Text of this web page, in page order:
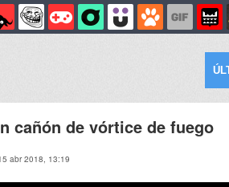
cañón de vórtice de fuego
abr 2018, 13:19